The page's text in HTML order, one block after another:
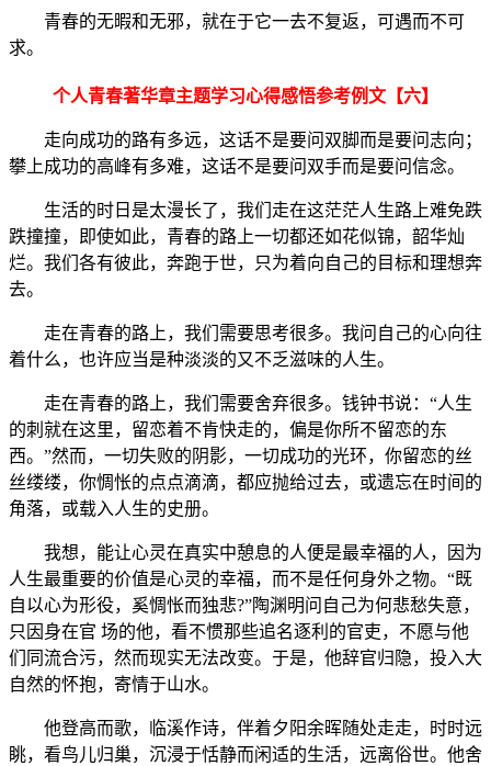
青春的无暇和无邪，就在于它一去不复返，可遇而不可
求。
个人青春著华章主题学习心得感悟参考例文【六】
走向成功的路有多远，这话不是要问双脚而是要问志向；
攀上成功的高峰有多难，这话不是要问双手而是要问信念。
生活的时日是太漫长了，我们走在这茫茫人生路上难免跌
跌撞撞，即使如此，青春的路上一切都还如花似锦，韶华灿
烂。我们各有彼此，奔跑于世，只为着向自己的目标和理想奔
去。
走在青春的路上，我们需要思考很多。我问自己的心向往
着什么，也许应当是种淡淡的又不乏滋味的人生。
走在青春的路上，我们需要舍弃很多。钱钟书说：“人生
的刺就在这里，留恋着不肯快走的，偏是你所不留恋的东
西。”然而，一切失败的阴影，一切成功的光环，你留恋的丝
丝缕缕，你惆怅的点点滴滴，都应抛给过去，或遗忘在时间的
角落，或载入人生的史册。
我想，能让心灵在真实中憩息的人便是最幸福的人，因为
人生最重要的价值是心灵的幸福，而不是任何身外之物。“既
自以心为形役，奚惆怅而独悲?”陶渊明问自己为何悲愁失意，
只因身在官 场的他，看不惯那些追名逐利的官吏，不愿与他
们同流合污，然而现实无法改变。于是，他辞官归隐，投入大
自然的怀抱，寄情于山水。
他登高而歌，临溪作诗，伴着夕阳余晖随处走走，时时远
眺，看鸟儿归巢，沉浸于恬静而闲适的生活，远离俗世。他舍